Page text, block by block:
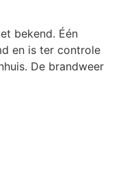
bekend. Één
en is ter controle
De brandweer